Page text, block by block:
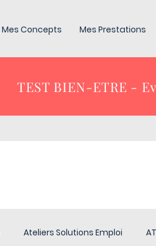
Mes Concepts Mes Prestations
TEST BIEN-ETRE -
Ateliers Solutions Emploi